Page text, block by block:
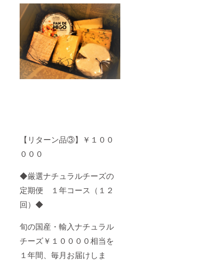
【リターン品③】￥１００
０００
◆厳選ナチュラルチーズの
定期便 １年コース（１２
回）◆
旬の国産・輸入ナチュラル
チーズ￥１００００相当を
１年間、毎月お届けしま